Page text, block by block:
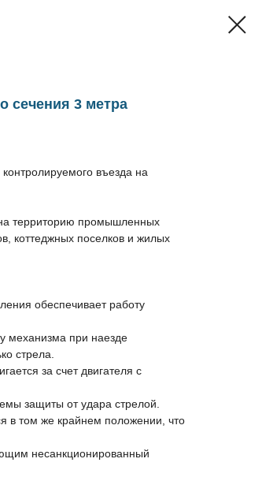
сечения 3 метра
въезда на
территорию промышленных
коттеджных поселков и жилых
обеспечивает работу
механизма при наезде
стрела.
за счет двигателя с
защиты от удара стрелой.
в том же крайнем положении, что
несанкционированный